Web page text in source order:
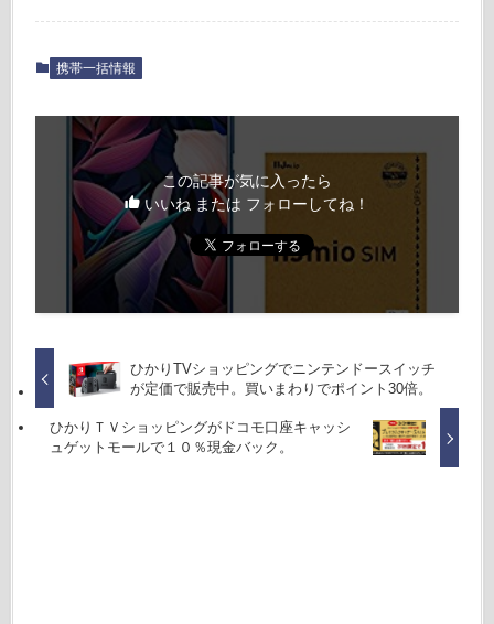
携帯一括情報
この記事が気に入ったら
いいね または フォローしてね！
ひかりTVショッピングでニンテンドースイッチ
が定価で販売中。買いまわりでポイント30倍。
ひかりＴＶショッピングがドコモ口座キャッシ
ュゲットモールで１０％現金バック。